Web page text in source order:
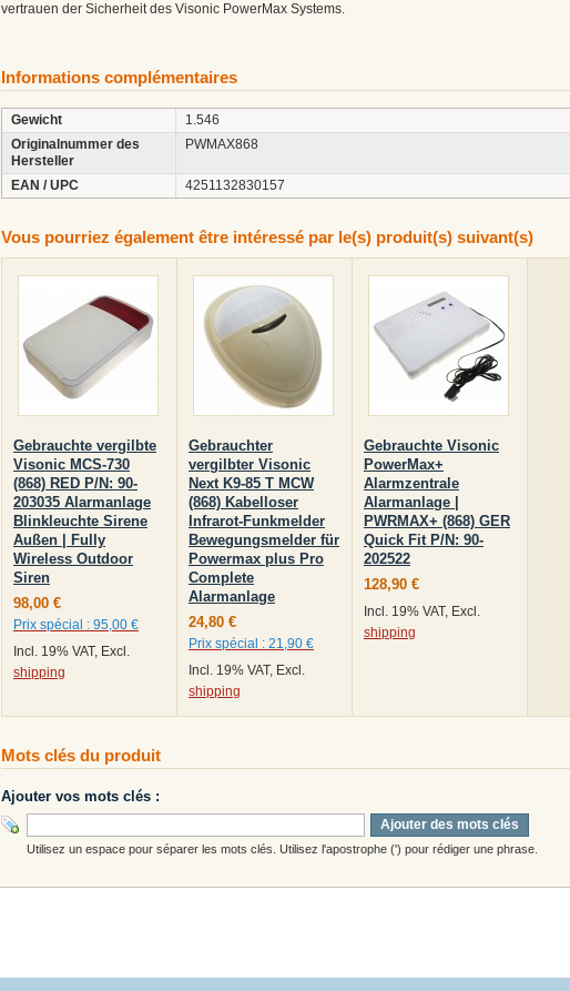
vertrauen der Sicherheit des Visonic PowerMax Systems.
Informations complémentaires
Gewicht
1.546
Originalnummer des
Hersteller
PWMAX868
EAN / UPC 4251132830157
Vous pourriez également être intéressé par le(s) produit(s) suivant(s)
Gebrauchte vergilbte
Visonic MCS-730
(868) RED P/N: 90-
203035 Alarmanlage
Blinkleuchte Sirene
Außen | Fully
Wireless Outdoor
Siren
98,00 €
Prix spécial : 95,00 €
Incl. 19% VAT, Excl.
shipping
Gebrauchter
vergilbter Visonic
Next K9-85 T MCW
(868) Kabelloser
Infrarot-Funkmelder
Bewegungsmelder für
Powermax plus Pro
Complete
Alarmanlage
24,80 €
Prix spécial : 21,90 €
Incl. 19% VAT, Excl.
shipping
Gebrauchte Visonic
PowerMax+
Alarmzentrale
Alarmanlage |
PWRMAX+ (868) GER
Quick Fit P/N: 90-
202522
128,90 €
Incl. 19% VAT, Excl.
shipping
Mots clés du produit
Ajouter vos mots clés :
Ajouter des mots clés
Utilisez un espace pour séparer les mots clés. Utilisez l'apostrophe (') pour rédiger une phrase.